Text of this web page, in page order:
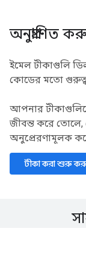
অনুপ্রাণিত
ইমেল টীকাগুলি
কোডের মতো
আপনার
জীবন্ত করে
অনুপ্রেরণামূলক
টীকা করা শুরু